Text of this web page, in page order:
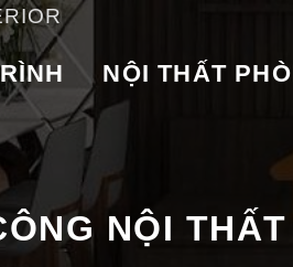
NỘI THẤT
NỘI THẤT